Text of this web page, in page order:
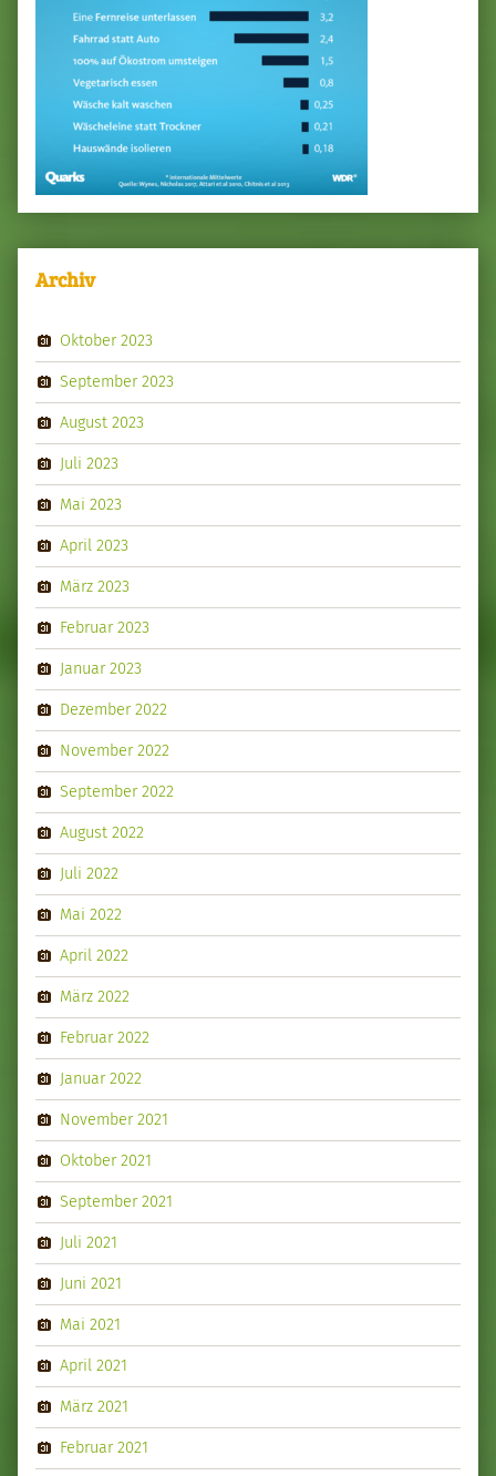
Archiv
Oktober 2023
September 2023
August 2023
Juli 2023
Mai 2023
April 2023
März 2023
Februar 2023
Januar 2023
Dezember 2022
November 2022
September 2022
August 2022
Juli 2022
Mai 2022
April 2022
März 2022
Februar 2022
Januar 2022
November 2021
Oktober 2021
September 2021
Juli 2021
Juni 2021
Mai 2021
April 2021
März 2021
Februar 2021